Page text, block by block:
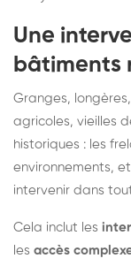
Une
bâtiments
Granges,
agricoles, vieilles
historiques : les
environnements,
intervenir dans
Cela inclut les
les accès